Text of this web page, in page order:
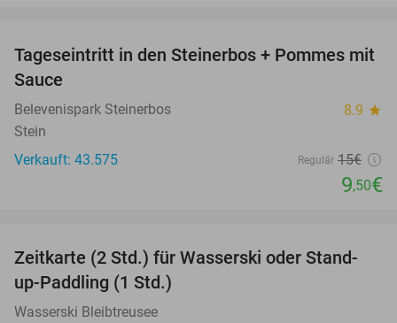
37%
Tageseintritt in den Steinerbos + Pommes mit
Sauce
Belevenispark Steinerbos 8.9 star
Stein
Verkauft: 43.575
Regulär 15€
9,50€
34%
Zeitkarte (2 Std.) für Wasserski oder Stand-
up-Paddling (1 Std.)
Wasserski Bleibtreusee